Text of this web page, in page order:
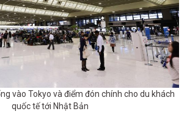
vào Tokyo và điểm đón chính cho du khách
quốc tế tới Nhật Bản